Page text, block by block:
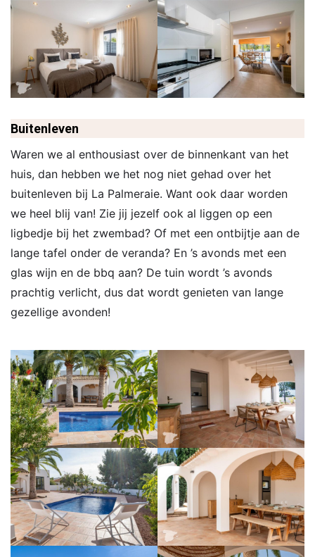
Buitenleven
Waren we al enthousiast over de binnenkant van het
huis, dan hebben we het nog niet gehad over het
buitenleven bij La Palmeraie. Want ook daar worden
we heel blij van! Zie jij jezelf ook al liggen op een
ligbedje bij het zwembad? Of met een ontbijtje aan de
lange tafel onder de veranda? En ’s avonds met een
glas wijn en de bbq aan? De tuin wordt ’s avonds
prachtig verlicht, dus dat wordt genieten van lange
gezellige avonden!